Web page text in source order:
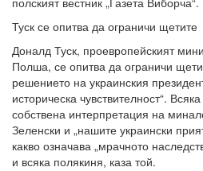
Туск се опитва да ограничи щетите
Доналд Туск, проевропейският
Полша, се опитва да ограничи
решението на украинския
историческа чувствителност“.
собствена интерпретация на
Зеленски и „нашите украински
какво означава „мрачното
и всяка полякиня, каза той.